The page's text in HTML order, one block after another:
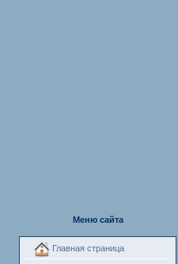
Меню сайта
Главная страница